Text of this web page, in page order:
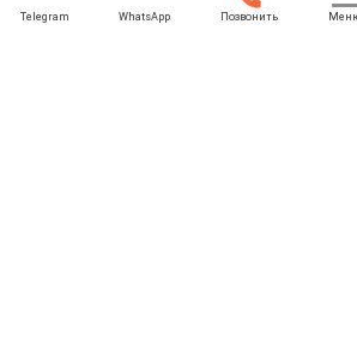
Telegram WhatsApp Позвонить